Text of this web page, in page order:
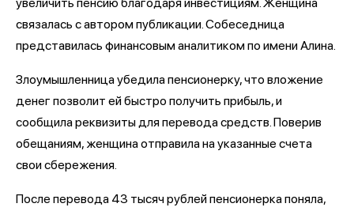
связалась с автором публикации. Собеседница
представилась финансовым аналитиком по имени Алина.
Злоумышленница убедила пенсионерку, что вложение
денег позволит ей быстро получить прибыль, и
сообщила реквизиты для перевода средств. Поверив
обещаниям, женщина отправила на указанные счета
свои сбережения.
После перевода 43 тысяч рублей пенсионерка поняла,